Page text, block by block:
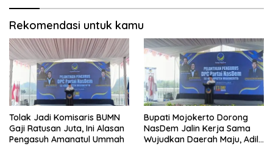
Rekomendasi untuk kamu
Tolak Jadi Komisaris BUMN
Gaji Ratusan Juta, Ini Alasan
Pengasuh Amanatul Ummah
Bupati Mojokerto Dorong
NasDem Jalin Kerja Sama
Wujudkan Daerah Maju, Adil,